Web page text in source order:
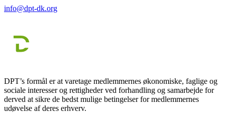
info@dpt-dk.org
DPT’s formål er at varetage medlemmernes økonomiske, faglige og
sociale interesser og rettigheder ved forhandling og samarbejde for
derved at sikre de bedst mulige betingelser for medlemmernes
udøvelse af deres erhverv.